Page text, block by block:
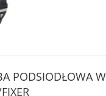
PODSIODŁOWA